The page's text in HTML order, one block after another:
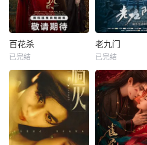
百花杀
已完结
老九门
已完结